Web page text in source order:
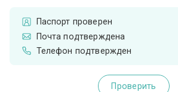
Паспорт проверен
Почта подтверждена
Телефон подтвержден
Проверить